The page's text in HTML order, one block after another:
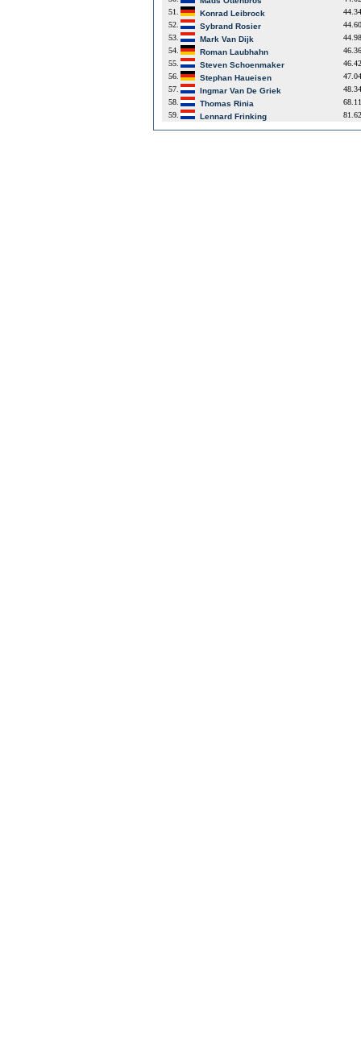
51.
Konrad Leibrock
44.34
52.
Sybrand Rosier
44.60
53.
Mark Van Dijk
44.98
54.
Roman Laubhahn
46.36
55.
Steven Schoenmaker
46.42
56.
Stephan Haueisen
47.04
57.
Ingmar Van De Griek
48.34
58.
Thomas Rinia
68.11
59.
Lennard Frinking 81.62